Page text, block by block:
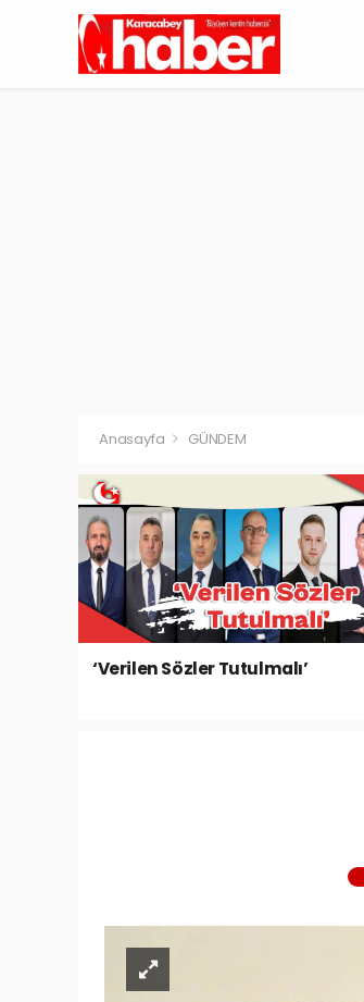
Anasayfa GÜNDEM
‘Verilen Sözler Tutulmalı’